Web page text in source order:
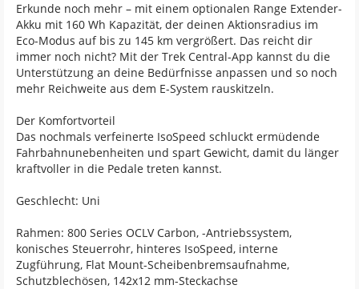
Erkunde noch mehr – mit einem optionalen Range Extender-
Akku mit 160 Wh Kapazität, der deinen Aktionsradius im
Eco-Modus auf bis zu 145 km vergrößert. Das reicht dir
immer noch nicht? Mit der Trek Central-App kannst du die
Unterstützung an deine Bedürfnisse anpassen und so noch
mehr Reichweite aus dem E-System rauskitzeln.
Der Komfortvorteil
Das nochmals verfeinerte IsoSpeed schluckt ermüdende
Fahrbahnunebenheiten und spart Gewicht, damit du länger
kraftvoller in die Pedale treten kannst.
Geschlecht: Uni
Rahmen: 800 Series OCLV Carbon, -Antriebssystem,
konisches Steuerrohr, hinteres IsoSpeed, interne
Zugführung, Flat Mount-Scheibenbremsaufnahme,
Schutzblechösen, 142x12 mm-Steckachse